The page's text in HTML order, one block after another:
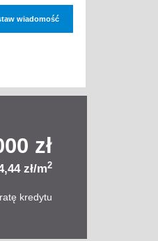
wiadomość
zł
zł/m2
kredytu